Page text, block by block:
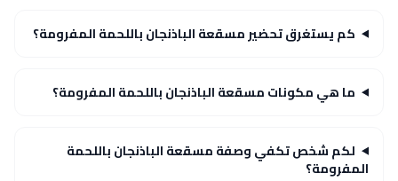
كم يستغرق تحضير مسقعة الباذنجان باللحمة المفرومة؟
ما هي مكونات مسقعة الباذنجان باللحمة المفرومة؟
لكم شخص تكفي وصفة مسقعة الباذنجان باللحمة
المفرومة؟